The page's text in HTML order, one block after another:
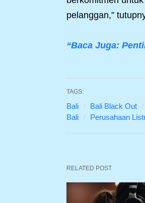
pelanggan,”
“Baca Juga:
TAGS:
Bali Bali Black Out
Bali
Perusahaan
RELATED POST